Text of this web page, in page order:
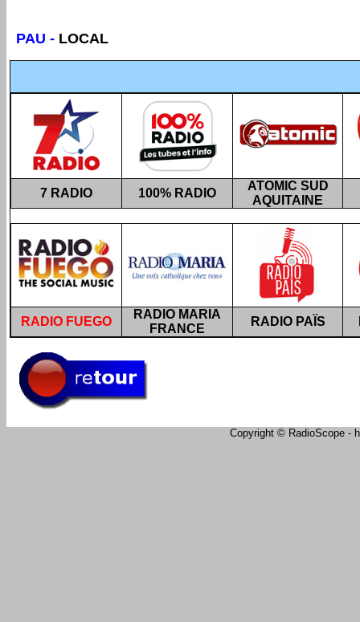
PAU - LOCAL
7 RADIO 100% RADIO
ATOMIC SUD
AQUITAINE
RADIO FUEGO
RADIO MARIA
FRANCE
RADIO PAÏS
Copyright © RadioScope -